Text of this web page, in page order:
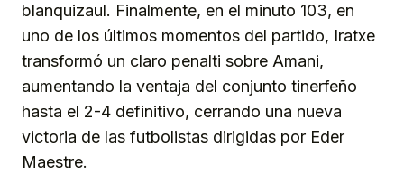
blanquizaul. Finalmente, en el minuto 103, en
uno de los últimos momentos del partido, Iratxe
transformó un claro penalti sobre Amani,
aumentando la ventaja del conjunto tinerfeño
hasta el 2-4 definitivo, cerrando una nueva
victoria de las futbolistas dirigidas por Eder
Maestre.